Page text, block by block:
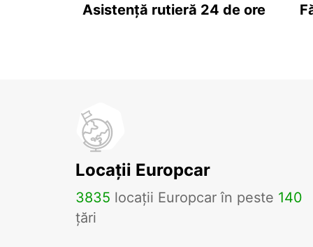
Asistență rutieră 24 de ore
Locații Europcar
3835 locații Europcar în peste 140
țări